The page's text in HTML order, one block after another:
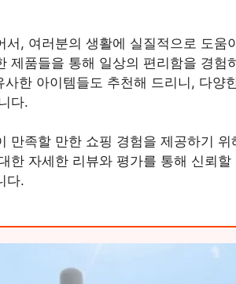
, 여러분의 생활에 실질적으로 도움
제품들을 통해 일상의 편리함을 경험
한 아이템들도 추천해 드리니, 다양
다.
만족할 만한 쇼핑 경험을 제공하기 위
한 자세한 리뷰와 평가를 통해 신뢰할
다.